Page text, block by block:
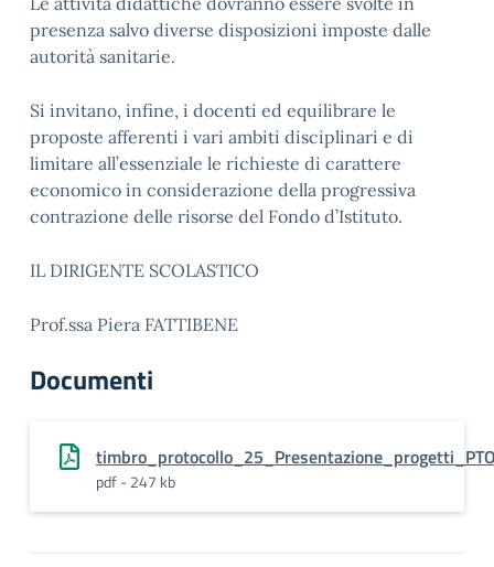
presenza salvo diverse disposizioni imposte dalle
autorità sanitarie.
Si invitano, infine, i docenti ed equilibrare le
proposte afferenti i vari ambiti disciplinari e di
limitare all’essenziale le richieste di carattere
economico in considerazione della progressiva
contrazione delle risorse del Fondo d’Istituto.
IL DIRIGENTE SCOLASTICO
Prof.ssa Piera FATTIBENE
Documenti
pdf - 247 kb